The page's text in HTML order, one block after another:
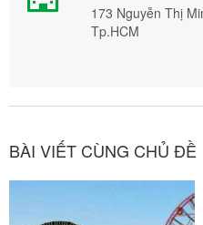
173 Nguyễn Thị
Tp.HCM
BÀI VIẾT CÙNG CHỦ ĐỀ